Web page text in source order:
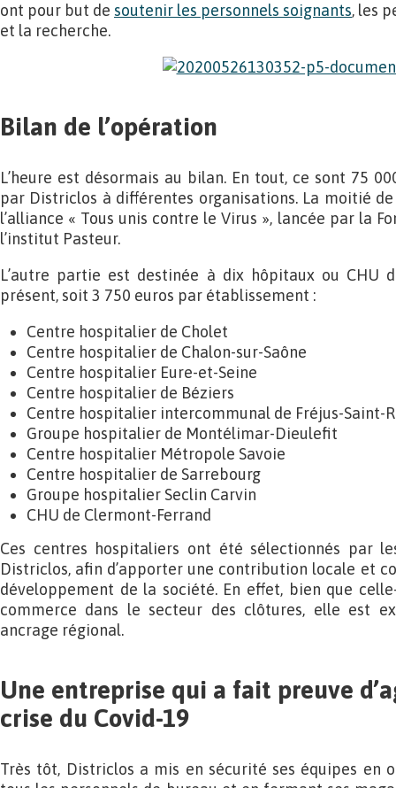
ont pour but de soutenir les personnels soignants, les
et la recherche.
Bilan de l’opération
L’heure est désormais au bilan. En tout, ce sont 75
par Districlos à différentes organisations. La moitié
l’alliance « Tous unis contre le Virus », lancée par la
l’institut Pasteur.
L’autre partie est destinée à dix hôpitaux ou CHU
présent, soit 3 750 euros par établissement :
Centre hospitalier de Cholet
Centre hospitalier de Chalon-sur-Saône
Centre hospitalier Eure-et-Seine
Centre hospitalier de Béziers
Centre hospitalier intercommunal de Fréjus-Saint-
Groupe hospitalier de Montélimar-Dieulefit
Centre hospitalier Métropole Savoie
Centre hospitalier de Sarrebourg
Groupe hospitalier Seclin Carvin
CHU de Clermont-Ferrand
Ces centres hospitaliers ont été sélectionnés par
Districlos, afin d’apporter une contribution locale et
développement de la société. En effet, bien que
commerce dans le secteur des clôtures, elle est
ancrage régional.
Une entreprise qui a fait preuve
crise du Covid-19
Très tôt, Districlos a mis en sécurité ses équipes en